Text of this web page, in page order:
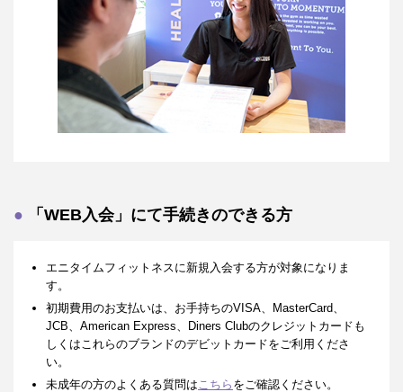
「WEB入会」にて手続きのできる方
エニタイムフィットネスに新規入会する方が対象になりま
す。
初期費用のお支払いは、お手持ちのVISA、MasterCard、
JCB、American Express、Diners Clubのクレジットカードも
しくはこれらのブランドのデビットカードをご利用くださ
い。
未成年の方のよくある質問はこちら をご確認ください。